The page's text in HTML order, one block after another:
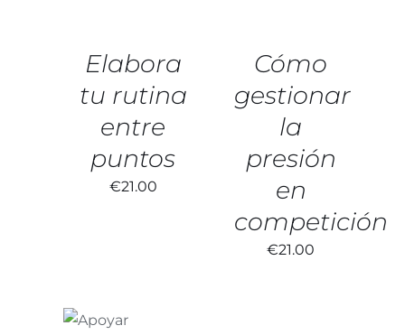
DETALLES
Elabora
tu rutina
entre
puntos
€21.00
DETALLESCómo
gestionar
la
presión
en
competición
€21.00